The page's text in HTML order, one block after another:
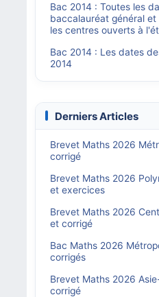
Bac 2014 : Toutes les
baccalauréat général
les centres ouverts à
Bac 2014 : Les dates
2014
Derniers Articles
Brevet Maths 2026
corrigé
Brevet Maths 2026
et exercices
Brevet Maths 2026
et corrigé
Bac Maths 2026
corrigés
Brevet Maths 2026
corrigé